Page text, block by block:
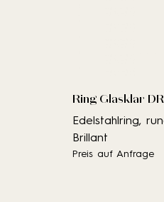
Ring Glasklar
Edelstahlring,
Brillant
Preis auf Anfrage